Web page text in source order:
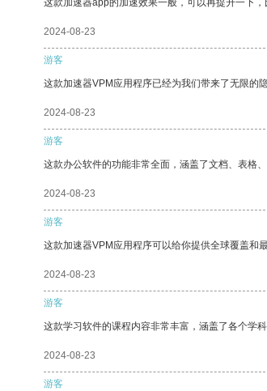
这款加速器app的加速效果一般，可以再提升一下，
2024-08-23
游客
这款加速器VPM应用程序已经为我们带来了无限的
2024-08-23
游客
这款办公软件的功能非常全面，涵盖了文档、表格
2024-08-23
游客
这款加速器VPM应用程序可以给你提供全球覆盖和
2024-08-23
游客
这款学习软件的课程内容非常丰富，涵盖了各个学
2024-08-23
游客